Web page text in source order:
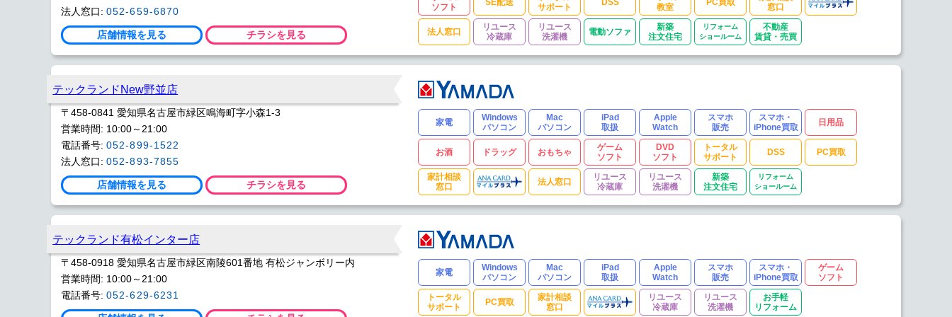
法人窓口: 052-659-6870
店舗情報を見る チラシを見る
ソフト
SE配送
サポート
DSS
教室
PC買取
窓口
法人窓口
リユース
冷蔵庫
リユース
洗濯機
電動ソファ
新築
注文住宅
リフォーム
ショールーム
不動産
賃貸・売買
テックランドNew野並店
〒458-0841 愛知県名古屋市緑区鳴海町字小森1-3
営業時間: 10:00～21:00
電話番号: 052-899-1522
法人窓口: 052-893-7855
店舗情報を見る チラシを見る
家電
Windows
パソコン
Mac
パソコン
iPad
取扱
Apple
Watch
スマホ
販売
スマホ・
iPhone買取
日用品
お酒 ドラッグ おもちゃ
ゲーム
ソフト
DVD
ソフト
トータル
サポート
DSS PC買取
家計相談
窓口
法人窓口
リユース
冷蔵庫
リユース
洗濯機
新築
注文住宅
リフォーム
ショールーム
テックランド有松インター店
〒458-0918 愛知県名古屋市緑区南陵601番地 有松ジャンボリー内
営業時間: 10:00～21:00
電話番号: 052-629-6231
家電
Windows
パソコン
Mac
パソコン
iPad
取扱
Apple
Watch
スマホ
販売
スマホ・
iPhone買取
ゲーム
ソフト
トータル
サポート
PC買取
家計相談
窓口
リユース
冷蔵庫
リユース
洗濯機
お手軽
リフォーム